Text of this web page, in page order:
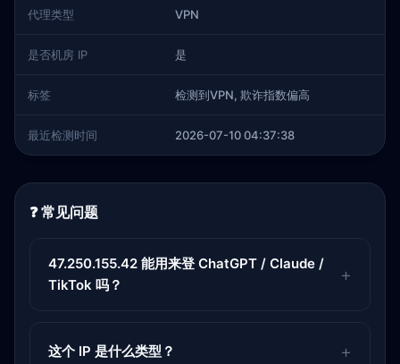
代理类型 VPN
是否机房 IP 是
标签 检测到VPN, 欺诈指数偏高
最近检测时间 2026-07-10 04:37:38
❓ 常见问题
47.250.155.42 能用来登 ChatGPT / Claude /
TikTok 吗？
这个 IP 是什么类型？